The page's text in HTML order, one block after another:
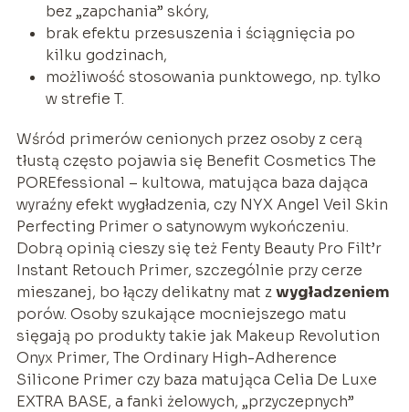
bez „zapchania” skóry,
brak efektu przesuszenia i ściągnięcia po
kilku godzinach,
możliwość stosowania punktowego, np. tylko
w strefie T.
Wśród primerów cenionych przez osoby z cerą
tłustą często pojawia się Benefit Cosmetics The
POREfessional – kultowa, matująca baza dająca
wyraźny efekt wygładzenia, czy NYX Angel Veil Skin
Perfecting Primer o satynowym wykończeniu.
Dobrą opinią cieszy się też Fenty Beauty Pro Filt’r
Instant Retouch Primer, szczególnie przy cerze
mieszanej, bo łączy delikatny mat zwygładzeniem
porów. Osoby szukające mocniejszego matu
sięgają po produkty takie jak Makeup Revolution
Onyx Primer, The Ordinary High-Adherence
Silicone Primer czy baza matująca Celia De Luxe
EXTRA BASE, a fanki żelowych, „przyczepnych”